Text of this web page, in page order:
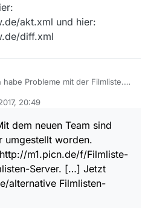
akt.xml und hier:
diff.xml
habe Probleme mit der Filmliste.
Ich vermute, dass es am
dem neuen Team sind damals
die Server umgestellt worden.
verwende ich
m1.picn.de/f/Filmliste-akt.xz
einzigen Filmlisten-Server. In
Beitrag im alten Forum
20:49
dem neuen Team sind
umgestellt worden.
m1.picn.de/f/Filmliste-
Server. […] Jetzt
alternative Filmlisten-